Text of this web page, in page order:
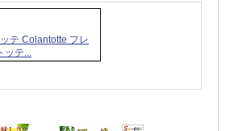
テ Colantotte フレ
ッテ...